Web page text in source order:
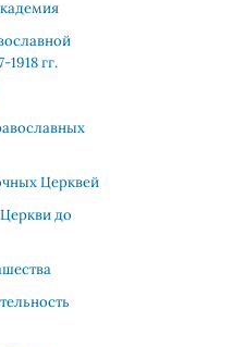
гг.
Церквей
до